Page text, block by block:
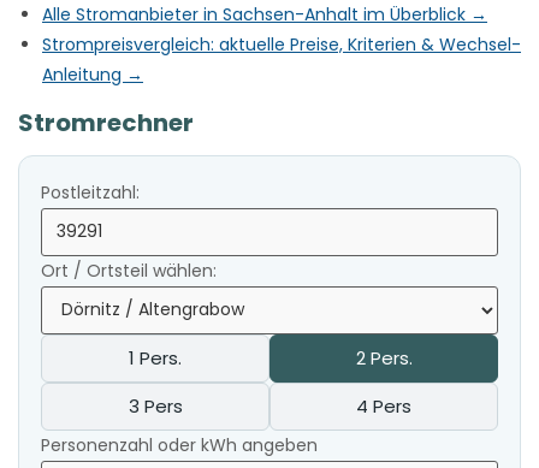
Alle Stromanbieter in Sachsen-Anhalt im Überblick →
Strompreisvergleich: aktuelle Preise, Kriterien & Wechsel-
Anleitung →
Stromrechner
Postleitzahl:
Ort / Ortsteil wählen:
1 Pers.
2 Pers.
3 Pers
4 Pers
Personenzahl oder kWh angeben